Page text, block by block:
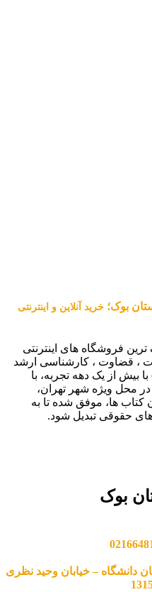
بوک؛ خرید آنلاین و اینترنتی
فروشگاه های اینترنتی
، قضاوت ، کارشناسی ارشد
بیش از یک دهه تجربه، با
محل ویژه شهر تهران،
ها، موفق شده تا به
حقوقی تبدیل شود.
بوک
دانشگاه – خیابان وحید نظری